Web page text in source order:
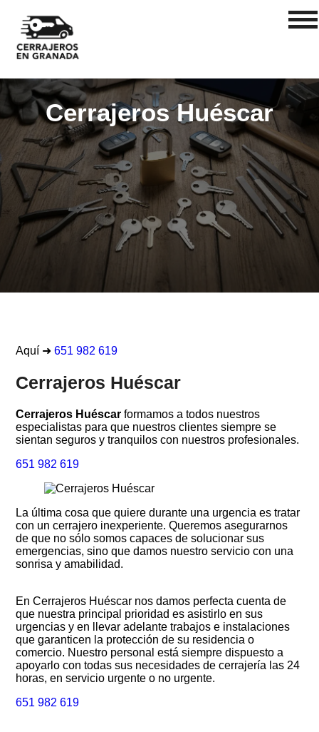
Cerrajeros Huéscar
Aquí ➜651 982 619
Cerrajeros Huéscar
Cerrajeros Huéscar formamos a todos nuestros
especialistas para que nuestros clientes siempre se
sientan seguros y tranquilos con nuestros profesionales.
651 982 619
La última cosa que quiere durante una urgencia es tratar
con un cerrajero inexperiente. Queremos asegurarnos
de que no sólo somos capaces de solucionar sus
emergencias, sino que damos nuestro servicio con una
sonrisa y amabilidad.
En Cerrajeros Huéscar nos damos perfecta cuenta de
que nuestra principal prioridad es asistirlo en sus
urgencias y en llevar adelante trabajos e instalaciones
que garanticen la protección de su residencia o
comercio. Nuestro personal está siempre dispuesto a
apoyarlo con todas sus necesidades de cerrajería las 24
horas, en servicio urgente o no urgente.
651 982 619